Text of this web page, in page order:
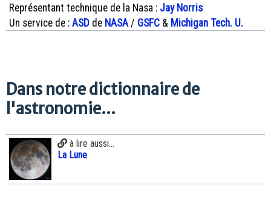
Représentant technique de la Nasa : Jay Norris
Un service de : ASD de NASA/ GSFC & Michigan Tech. U.
Dans notre dictionnaire de
l'astronomie...
à lire aussi...
La Lune